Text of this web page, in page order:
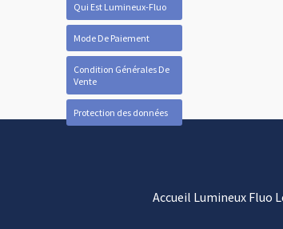
Qui Est Lumineux-Fluo
Mode De Paiement
Condition Générales De
Vente
Protection des données
Accueil Lumineux Fluo